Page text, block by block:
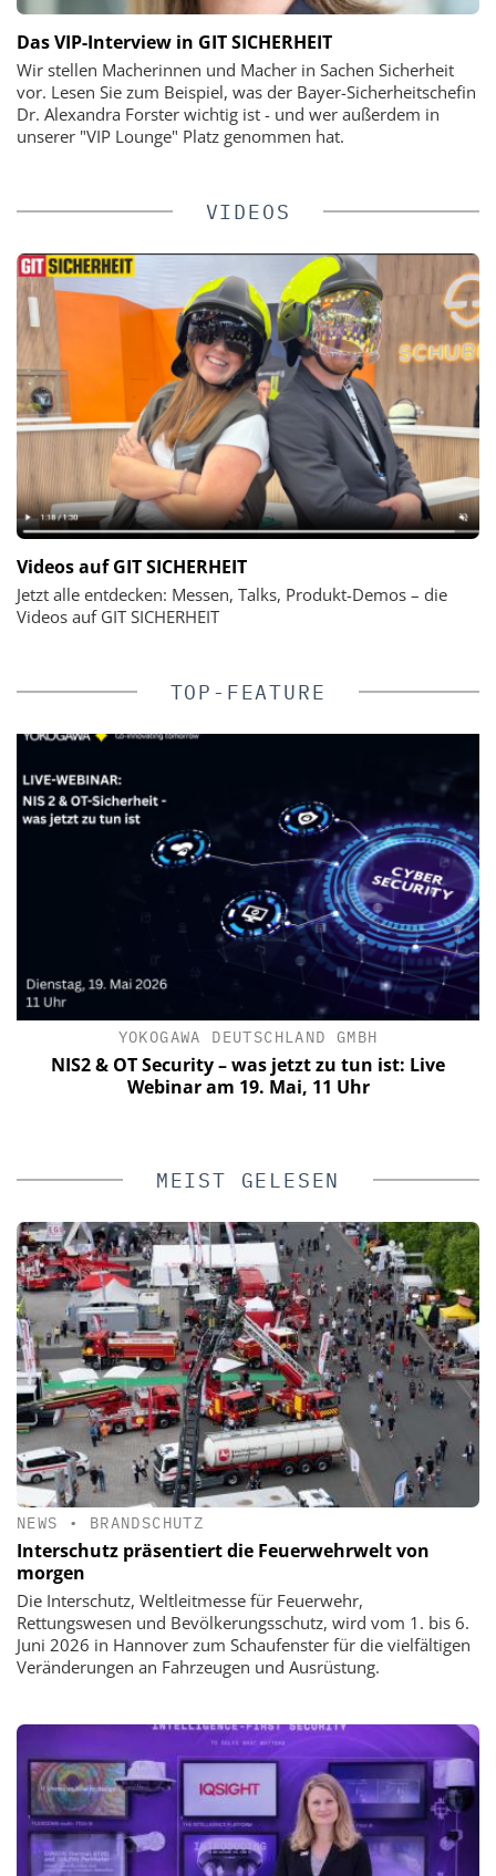
Das VIP-Interview in GIT SICHERHEIT
Wir stellen Macherinnen und Macher in Sachen Sicherheit
vor. Lesen Sie zum Beispiel, was der Bayer-Sicherheitschefin
Dr. Alexandra Forster wichtig ist - und wer außerdem in
unserer "VIP Lounge" Platz genommen hat.
VIDEOS
Videos auf GIT SICHERHEIT
Jetzt alle entdecken: Messen, Talks, Produkt-Demos – die
Videos auf GIT SICHERHEIT
TOP-FEATURE
YOKOGAWA DEUTSCHLAND GMBH
NIS2 & OT Security – was jetzt zu tun ist: Live
Webinar am 19. Mai, 11 Uhr
MEIST GELESEN
NEWS • BRANDSCHUTZ
Interschutz präsentiert die Feuerwehrwelt von
morgen
Die Interschutz, Weltleitmesse für Feuerwehr,
Rettungswesen und Bevölkerungsschutz, wird vom 1. bis 6.
Juni 2026 in Hannover zum Schaufenster für die vielfältigen
Veränderungen an Fahrzeugen und Ausrüstung.